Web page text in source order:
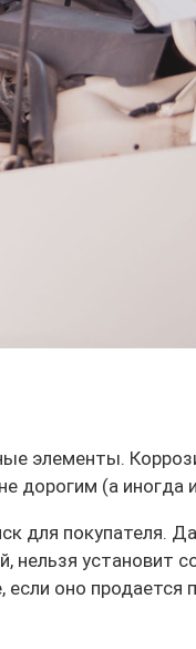
элементы.
дорогим (а
покупателя.
установит
оно продается